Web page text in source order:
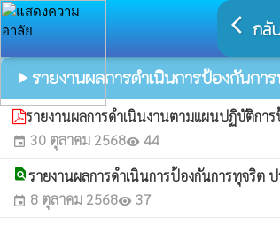
arrow_back_ios กลั
play_arrow รายงานผลการดำเนินการป้องกันกา
รายงานผลการดำเนินงานตามแผนปฏิบัติกา
event 30 ตุลาคม 2568visibility 44
find_in_pageรายงานผลการดำเนินการป้องกันการทุจริต
event 8 ตุลาคม 2568visibility 37